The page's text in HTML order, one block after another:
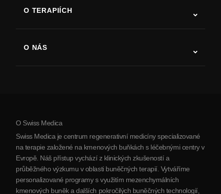
Parkinsonova choroba
Artritida
O TERAPIÍCH
O NÁS
O Srbsku
Partnerství
Kontaktujte nás
O Swiss Medica
Swiss Medica je centrum regenerativní medicíny specializované
na terapie založené na kmenových buňkách s léčebnými centry v
Evropě. Náš přístup vychází z klinických zkušeností a
průběžného výzkumu v oblasti buněčných terapií. Vytváříme
personalizované programy s využitím mezenchymálních
kmenových buněk a dalších pokročilých buněčných technologií,